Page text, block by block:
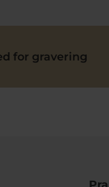
for gravering